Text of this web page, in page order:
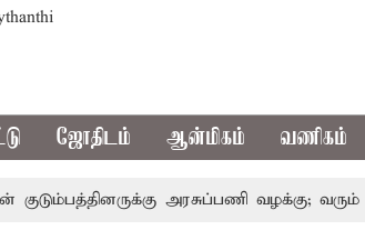
ஜோதிடம் ஆன்மிகம் வணிகம்
அரசுப்பணி வழக்கு; வரும்